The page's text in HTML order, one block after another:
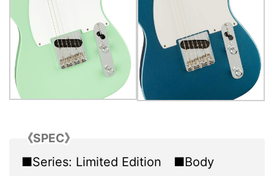
《SPEC》
■Series: Limited Edition ■Body